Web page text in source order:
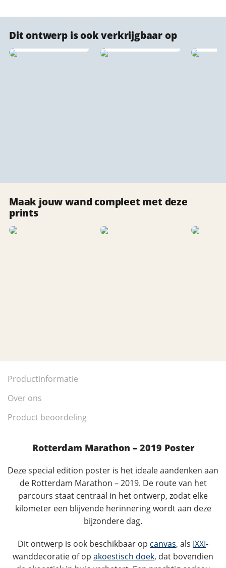
Dit ontwerp is ook verkrijgbaar op
Geroest metaal —
Cortenstaal
Maak jouw wand compleet met deze
prints
Productinformatie
Over ons
Product beoordeling
Rotterdam Marathon – 2019 Poster
Deze special edition poster is het ideale aandenken aan
de Rotterdam Marathon – 2019. De route van het
parcours staat centraal in het ontwerp, zodat elke
kilometer een blijvende herinnering wordt aan deze
bijzondere dag.
Dit ontwerp is ook beschikbaar op canvas, als IXXI-
wanddecoratie of op akoestisch doek, dat bovendien